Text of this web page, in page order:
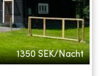
1350 SEK/Nacht